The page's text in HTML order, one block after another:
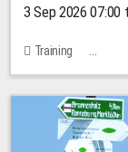
3 Sep 2026 07:00
Training
Bachstraße 18k -